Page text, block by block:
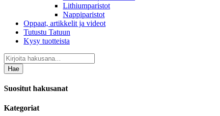
Lithiumparistot
Nappiparistot
Oppaat, artikkelit ja videot
Tutustu Tatuun
Kysy tuotteista
Hae
Suositut hakusanat
Kategoriat